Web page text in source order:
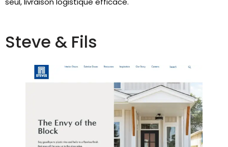
Steve & Fils